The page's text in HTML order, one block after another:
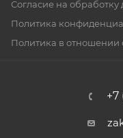
Согласие на обработку
Политика
Политика в отношении
+7